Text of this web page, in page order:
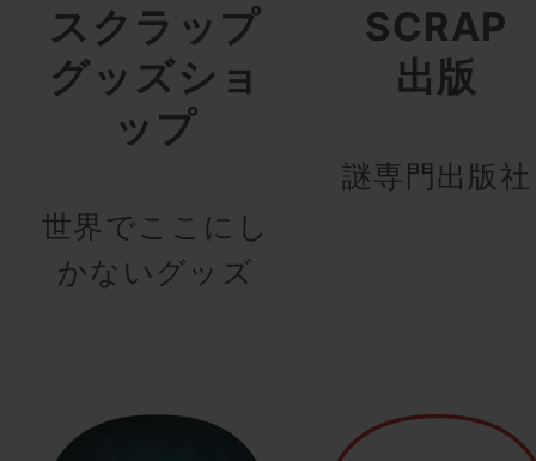
スクラップ
グッズショ
ップ
世界でここにし
かないグッズ
SCRAP
出版
謎専門出版社